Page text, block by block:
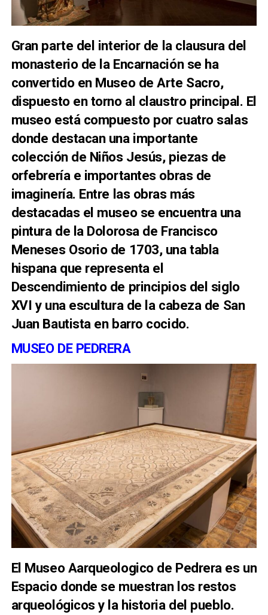
Gran parte del interior de la clausura del
monasterio de la Encarnación se ha
convertido en Museo de Arte Sacro,
dispuesto en torno al claustro principal. El
museo está compuesto por cuatro salas
donde destacan una importante
colección de Niños Jesús, piezas de
orfebrería e importantes obras de
imaginería. Entre las obras más
destacadas el museo se encuentra una
pintura de la Dolorosa de Francisco
Meneses Osorio de 1703, una tabla
hispana que representa el
Descendimiento de principios del siglo
XVI y una escultura de la cabeza de San
Juan Bautista en barro cocido.
MUSEO DE PEDRERA
El Museo Aarqueologico de Pedrera es un
Espacio donde se muestran los restos
arqueológicos y la historia del pueblo.